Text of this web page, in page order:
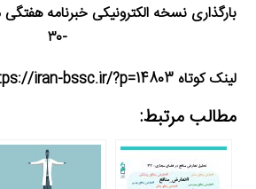
بارگذاری نسخه الکترونیکی خبرنامه
-۳۰
لینک کوتاه https://iran-bssc.ir/?p=14803
مطالب مرتبط: